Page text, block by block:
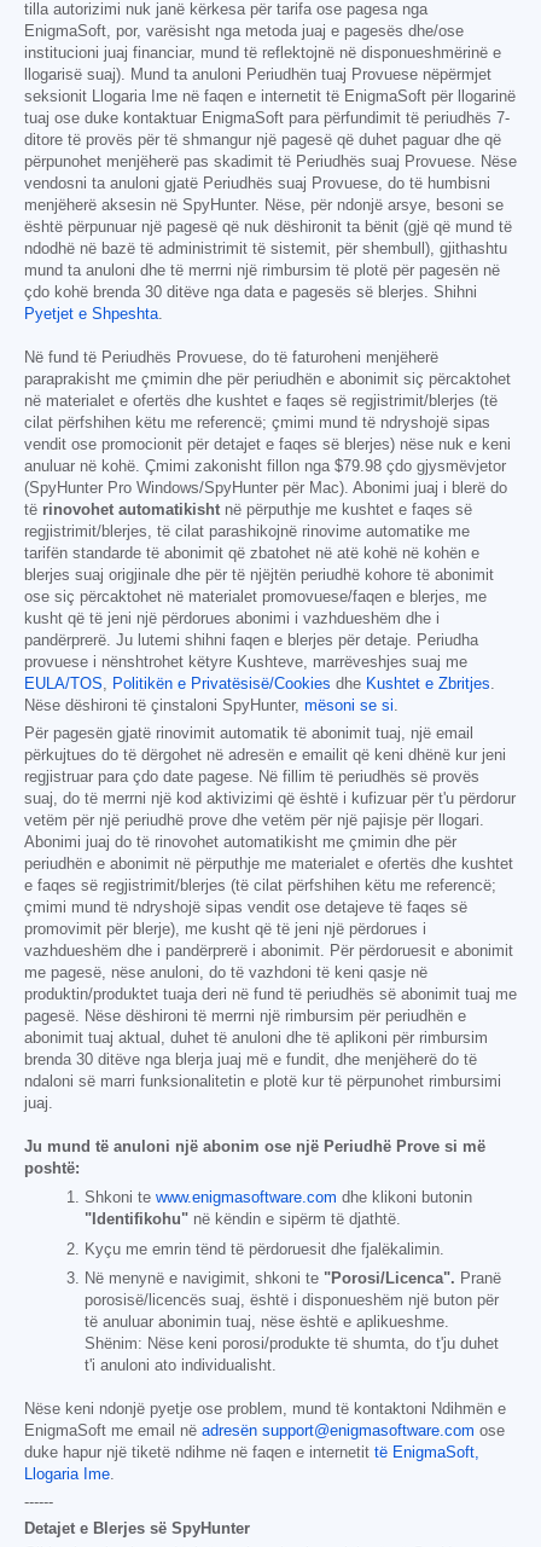
tilla autorizimi nuk janë kërkesa për tarifa ose pagesa nga
EnigmaSoft, por, varësisht nga metoda juaj e pagesës dhe/ose
institucioni juaj financiar, mund të reflektojnë në disponueshmërinë e
llogarisë suaj). Mund ta anuloni Periudhën tuaj Provuese nëpërmjet
seksionit Llogaria Ime në faqen e internetit të EnigmaSoft për llogarinë
tuaj ose duke kontaktuar EnigmaSoft para përfundimit të periudhës 7-
ditore të provës për të shmangur një pagesë që duhet paguar dhe që
përpunohet menjëherë pas skadimit të Periudhës suaj Provuese. Nëse
vendosni ta anuloni gjatë Periudhës suaj Provuese, do të humbisni
menjëherë aksesin në SpyHunter. Nëse, për ndonjë arsye, besoni se
është përpunuar një pagesë që nuk dëshironit ta bënit (gjë që mund të
ndodhë në bazë të administrimit të sistemit, për shembull), gjithashtu
mund ta anuloni dhe të merrni një rimbursim të plotë për pagesën në
çdo kohë brenda 30 ditëve nga data e pagesës së blerjes. Shihni
Pyetjet e Shpeshta.
Në fund të Periudhës Provuese, do të faturoheni menjëherë
paraprakisht me çmimin dhe për periudhën e abonimit siç përcaktohet
në materialet e ofertës dhe kushtet e faqes së regjistrimit/blerjes (të
cilat përfshihen këtu me referencë; çmimi mund të ndryshojë sipas
vendit ose promocionit për detajet e faqes së blerjes) nëse nuk e keni
anuluar në kohë. Çmimi zakonisht fillon nga $79.98 çdo gjysmëvjetor
(SpyHunter Pro Windows/SpyHunter për Mac). Abonimi juaj i blerë do
të rinovohet automatikisht në përputhje me kushtet e faqes së
regjistrimit/blerjes, të cilat parashikojnë rinovime automatike me
tarifën standarde të abonimit që zbatohet në atë kohë në kohën e
blerjes suaj origjinale dhe për të njëjtën periudhë kohore të abonimit
ose siç përcaktohet në materialet promovuese/faqen e blerjes, me
kusht që të jeni një përdorues abonimi i vazhdueshëm dhe i
pandërprerë. Ju lutemi shihni faqen e blerjes për detaje. Periudha
provuese i nënshtrohet këtyre Kushteve, marrëveshjes suaj me
EULA/TOS, Politikën e Privatësisë/Cookies dhe Kushtet e Zbritjes.
Nëse dëshironi të çinstaloni SpyHunter, mësoni se si.
Për pagesën gjatë rinovimit automatik të abonimit tuaj, një email
përkujtues do të dërgohet në adresën e emailit që keni dhënë kur jeni
regjistruar para çdo date pagese. Në fillim të periudhës së provës
suaj, do të merrni një kod aktivizimi që është i kufizuar për t'u përdorur
vetëm për një periudhë prove dhe vetëm për një pajisje për llogari.
Abonimi juaj do të rinovohet automatikisht me çmimin dhe për
periudhën e abonimit në përputhje me materialet e ofertës dhe kushtet
e faqes së regjistrimit/blerjes (të cilat përfshihen këtu me referencë;
çmimi mund të ndryshojë sipas vendit ose detajeve të faqes së
promovimit për blerje), me kusht që të jeni një përdorues i
vazhdueshëm dhe i pandërprerë i abonimit. Për përdoruesit e abonimit
me pagesë, nëse anuloni, do të vazhdoni të keni qasje në
produktin/produktet tuaja deri në fund të periudhës së abonimit tuaj me
pagesë. Nëse dëshironi të merrni një rimbursim për periudhën e
abonimit tuaj aktual, duhet të anuloni dhe të aplikoni për rimbursim
brenda 30 ditëve nga blerja juaj më e fundit, dhe menjëherë do të
ndaloni së marri funksionalitetin e plotë kur të përpunohet rimbursimi
juaj.
Ju mund të anuloni një abonim ose një Periudhë Prove si më
poshtë:
Shkoni te www.enigmasoftware.com dhe klikoni butonin
"Identifikohu" në këndin e sipërm të djathtë.
Kyçu me emrin tënd të përdoruesit dhe fjalëkalimin.
Në menynë e navigimit, shkoni te "Porosi/Licenca". Pranë
porosisë/licencës suaj, është i disponueshëm një buton për
të anuluar abonimin tuaj, nëse është e aplikueshme.
Shënim: Nëse keni porosi/produkte të shumta, do t'ju duhet
t'i anuloni ato individualisht.
Nëse keni ndonjë pyetje ose problem, mund të kontaktoni Ndihmën e
EnigmaSoft me email në adresën support@enigmasoftware.com ose
duke hapur një tiketë ndihme në faqen e internetit të EnigmaSoft,
Llogaria Ime.
------
Detajet e Blerjes së SpyHunter